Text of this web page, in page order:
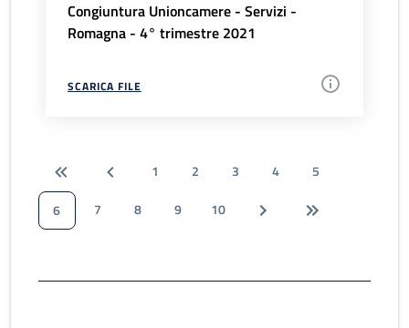
Congiuntura Unioncamere - Servizi -
Romagna - 4° trimestre 2021
SCARICA FILE
1 2 3 4
5
6
7 8 9 10